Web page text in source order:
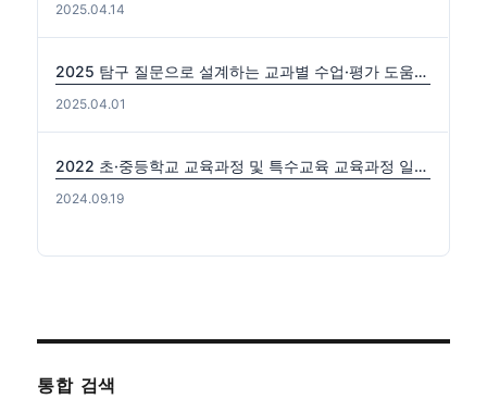
2025.04.14
2025 탐구 질문으로 설계하는 교과별 수업·평가 도움자료(국수사과)
2025.04.01
2022 초·중등학교 교육과정 및 특수교육 교육과정 일부개정 고시 (2024-0816) 출처: https://edutown.tistory.com/1594 [초등교육마을2:티스토리]
2024.09.19
통합 검색